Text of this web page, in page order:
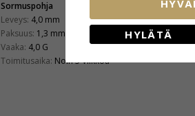
Sormuspohja
Leveys: 4,0 mm
Paksuus: 1,3 mm
Vaaka: 4,0 G
Toimitusaika: Noin 5 Viikkoa
HYLÄTÄ